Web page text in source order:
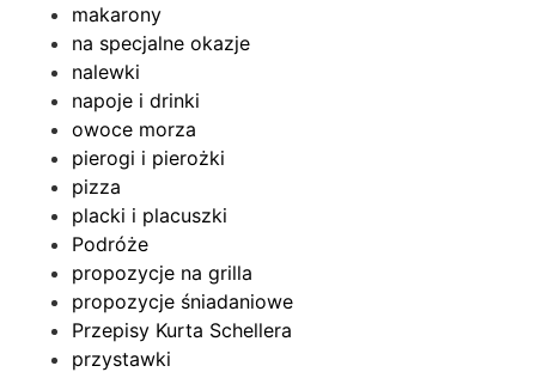
makarony
na specjalne okazje
nalewki
napoje i drinki
owoce morza
pierogi i pierożki
pizza
placki i placuszki
Podróże
propozycje na grilla
propozycje śniadaniowe
Przepisy Kurta Schellera
przystawki